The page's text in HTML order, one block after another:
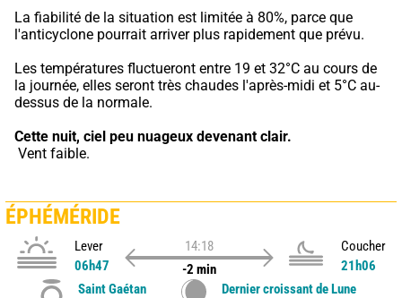
La fiabilité de la situation est limitée à 80%, parce que
l'anticyclone pourrait arriver plus rapidement que prévu.
Les températures fluctueront entre 19 et 32°C au cours de
la journée, elles seront très chaudes l'après-midi et 5°C au-
dessus de la normale.
Cette nuit, ciel peu nuageux devenant clair.
Vent faible.
ÉPHÉMÉRIDE
Lever
06h47
14:18
-2 min
Coucher
21h06
Saint Gaétan
Dernier croissant de Lune